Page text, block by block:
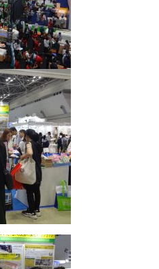
東京都町田市森野1-7-8
8時30分〜17時30分)